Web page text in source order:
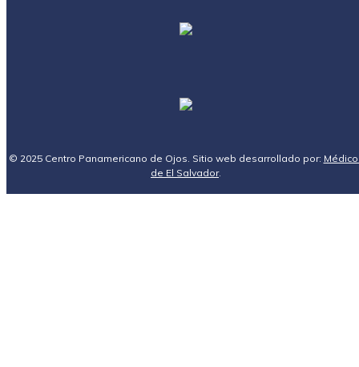
© 2025 Centro Panamericano de Ojos. Sitio web desarrollado por:
de El Salvador.